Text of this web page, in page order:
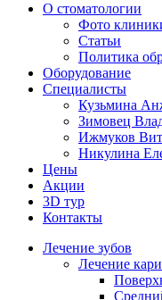
О стоматологии
Фото
Статьи
Политика
Оборудование
Специалисты
Кузьмина
Зимовец
Ижмуков
Никулина
Цены
Акции
3D тур
Контакты
Лечение зубов
Лечение